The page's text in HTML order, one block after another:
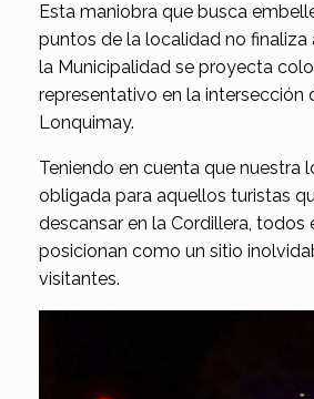
Esta maniobra que busca
puntos de la localidad no finaliza
la Municipalidad se proyecta
representativo en la intersección
Lonquimay.
Teniendo en cuenta que nuestra
obligada para aquellos turistas
descansar en la Cordillera,
posicionan como un sitio
visitantes.